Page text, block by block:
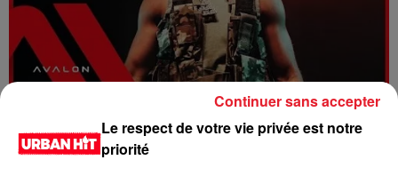
Le respect de votre vie privée est notre
priorité
Continuer sans accepter